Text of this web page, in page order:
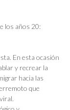
los años 20:
En esta ocasión
y recrear la
hacia las
que